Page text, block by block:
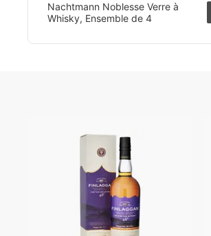
Nachtmann Noblesse Verre à
Whisky, Ensemble de 4